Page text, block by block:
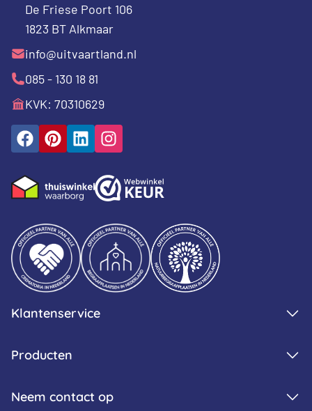
De Friese Poort 106
1823 BT Alkmaar
info@uitvaartland.nl
085 - 130 18 81
KVK: 70310629
Klantenservice
Producten
Neem contact op